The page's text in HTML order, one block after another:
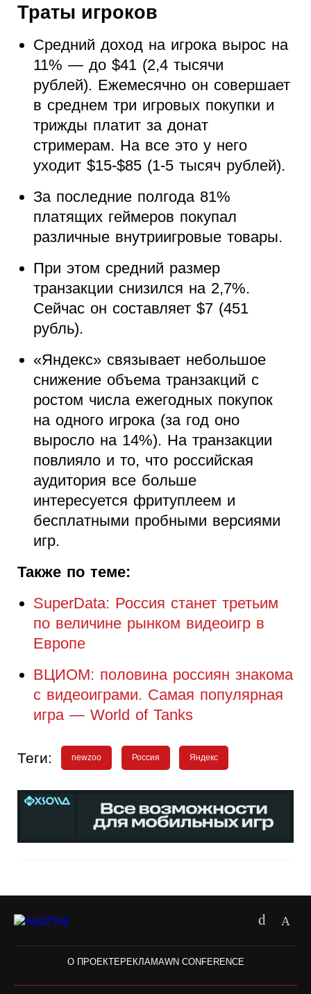
Траты игроков
Средний доход на игрока вырос на
11% — до $41 (2,4 тысячи
рублей). Ежемесячно он совершает
в среднем три игровых покупки и
трижды платит за донат
стримерам. На все это у него
уходит $15-$85 (1-5 тысяч рублей).
За последние полгода 81%
платящих геймеров покупал
различные внутриигровые товары.
При этом средний размер
транзакции снизился на 2,7%.
Сейчас он составляет $7 (451
рубль).
«Яндекс» связывает небольшое
снижение объема транзакций с
ростом числа ежегодных покупок
на одного игрока (за год оно
выросло на 14%). На транзакции
повлияло и то, что российская
аудитория все больше
интересуется фритуплеем и
бесплатными пробными версиями
игр.
Также по теме:
SuperData: Россия станет третьим
по величине рынком видеоигр в
Европе
ВЦИОМ: половина россиян знакома
с видеоиграми. Самая популярная
игра — World of Tanks
Теги: newzoo Россия Яндекс
О ПРОЕКТЕ РЕКЛАМАWN CONFERENCE